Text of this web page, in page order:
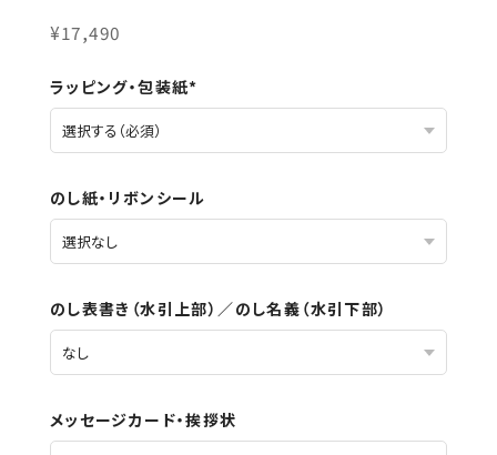
¥17,490
ラッピング・包装紙*
のし紙・リボンシール
のし表書き（水引上部）／のし名義（水引下部）
メッセージカード・挨拶状